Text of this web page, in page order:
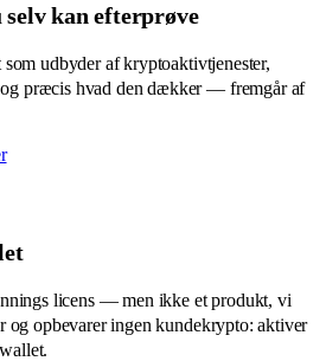
kan efterprøve
udbyder af kryptoaktivtjenester,
præcis hvad den dækker — fremgår af
licens — men ikke et produkt, vi
og opbevarer ingen kundekrypto: aktiver